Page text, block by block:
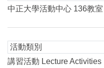
中正大學活動中心 136教室
活動類別
講習活動 Lecture Activities